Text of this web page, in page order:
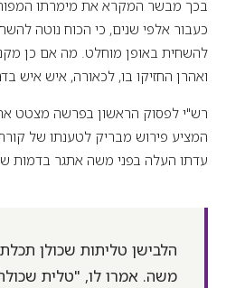
בכך מבשר המקרא את מימרתו
כעבור אלפי שנים, כי הכוח נוטה
להשחית באופן מוחלט. מה אם כן
ואהרן החזיקו בו, לכאורה, איש איש
רש"י לפסוק הראשון בפרשה מצטט
המציע פירוש מבריק לטענתו של
עדתו העלה בפני משה אתגר בדמות
הלבישן טליתות שכולן
משה. אמרו לו, "טלית